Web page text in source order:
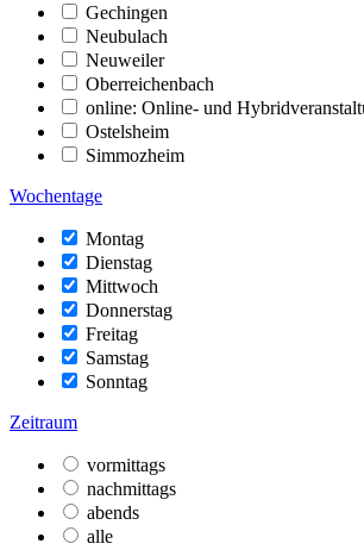
Gechingen
Neubulach
Neuweiler
Oberreichenbach
online: Online- und
Ostelsheim
Simmozheim
Wochentage
Montag
Dienstag
Mittwoch
Donnerstag
Freitag
Samstag
Sonntag
Zeitraum
vormittags
nachmittags
abends
alle